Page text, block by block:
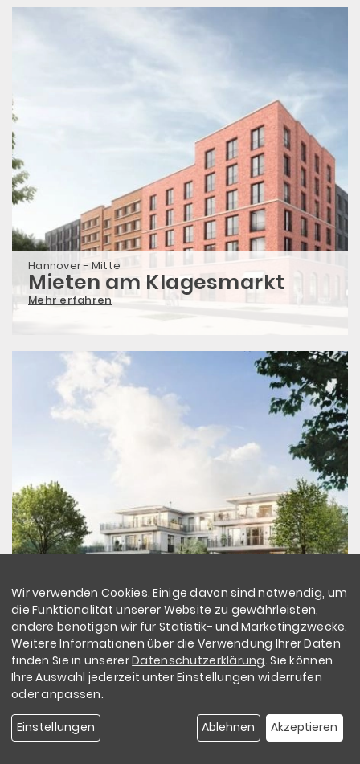
Hannover - Mitte
Mieten am Klagesmarkt
Mehr erfahren
Lübeck - Innenstadt
Kleiner
Heimathafen
Mehr erfahren
Wir verwenden Cookies. Einige davon sind notwendig, um
die Funktionalität unserer Website zu gewährleisten,
andere benötigen wir für Statistik- und Marketingzwecke.
Weitere Informationen über die Verwendung Ihrer Daten
finden Sie in unsererDatenschutzerklärung. Sie können
Ihre Auswahl jederzeit unter Einstellungen widerrufen
oder anpassen.
Einstellungen Ablehnen Akzeptieren